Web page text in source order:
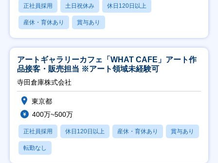
正社員採用 土日祝休み 休日120日以上
産休・育休あり 賞与あり
アートギャラリーカフェ「WHAT CAFE」アート作
品接客・販売担当 ※アート領域未経験可
寺田倉庫株式会社
東京都
400万~500万
正社員採用 休日120日以上 産休・育休あり 賞与あり
転勤なし